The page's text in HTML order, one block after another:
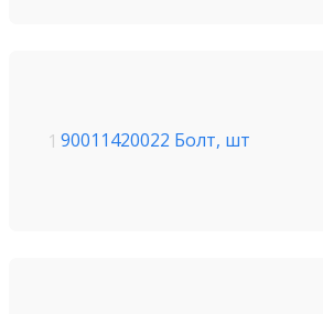
1 90011420022 Болт, шт